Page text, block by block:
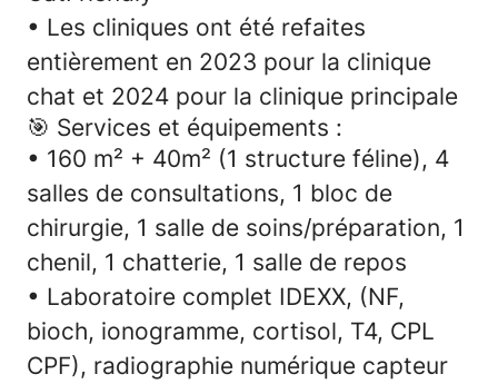
• Les cliniques ont été refaites
entièrement en 2023 pour la clinique
chat et 2024 pour la clinique principale
🎯 Services et équipements :
• 160 m² + 40m² (1 structure féline), 4
salles de consultations, 1 bloc de
chirurgie, 1 salle de soins/préparation, 1
chenil, 1 chatterie, 1 salle de repos
• Laboratoire complet IDEXX, (NF,
bioch, ionogramme, cortisol, T4, CPL
CPF), radiographie numérique capteur